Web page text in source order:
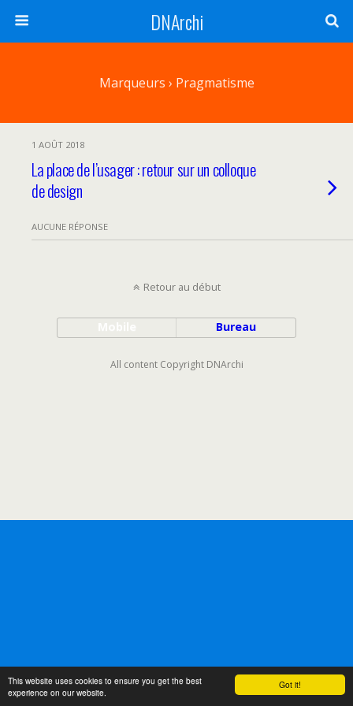
Got it!
This website uses cookies to ensure you get the best
experience on our website.
DNArchi
Marqueurs › Pragmatisme
1 AOÛT 2018
La place de l’usager : retour sur un colloque
de design
AUCUNE RÉPONSE
Retour au début
Bureau
All content Copyright DNArchi